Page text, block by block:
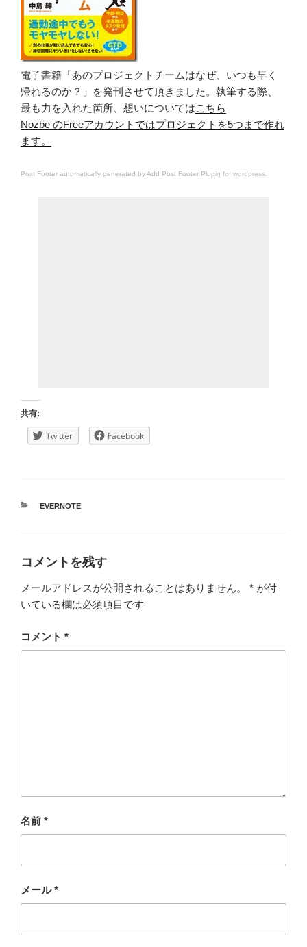
電子書籍「あのプロジェクトチームはなぜ、いつも早く
帰れるのか？」を発刊させて頂きました。執筆する際、
最も力を入れた箇所、想いについてはこちら
Nozbe のFreeアカウントではプロジェクトを5つまで作れ
ます。
Post Footer automatically generated byAdd Post Footer Plugin for wordpress.
共有:
Twitter Facebook
カ
EVERNOTE
コメントを残す
メールアドレスが公開されることはありません。 * が付
いている欄は必須項目です
コメント *
名前 *
メール*